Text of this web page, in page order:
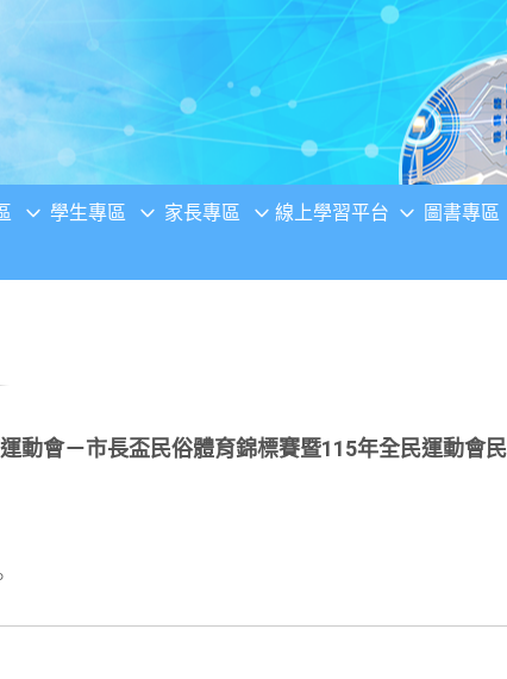
學生專區 家長專區 線上學習平台 圖書專區
運動會－市長盃民俗體育錦標賽暨115年全民運動會